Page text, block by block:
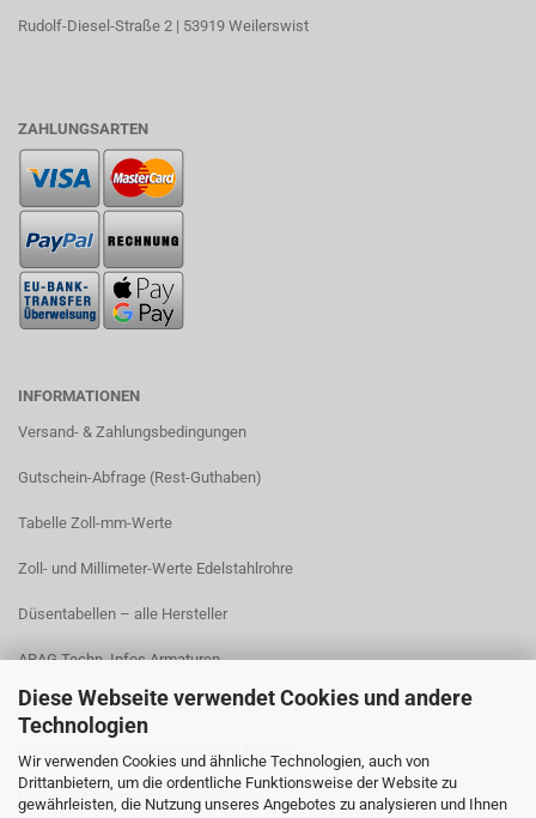
Diese Webseite verwendet Cookies und andere
Technologien
Wir verwenden Cookies und ähnliche Technologien, auch von
Drittanbietern, um die ordentliche Funktionsweise der Website zu
gewährleisten, die Nutzung unseres Angebotes zu analysieren und Ihnen
Rudolf-Diesel-Straße 2 | 53919 Weilerswist
ZAHLUNGSARTEN
INFORMATIONEN
Versand- & Zahlungsbedingungen​
Gutschein-Abfrage (Rest-Guthaben)
Tabelle Zoll-mm-Werte
Zoll- und Millimeter-Werte Edelstahlrohre
Düsentabellen – alle Hersteller
ARAG Techn. Infos Armaturen
ARAG Installation Gleichdruck-Armaturen
ARAG Installation Armaturen Sprühgeräte
Lechler Behälter- und Tankreinigung